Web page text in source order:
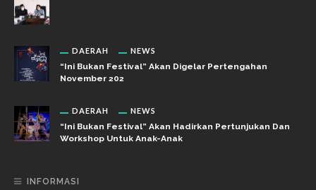
DAERAH NEWS
“Ini Bukan Festival” Akan Digelar Pertengahan
November 202
DAERAH NEWS
“Ini Bukan Festival” Akan Hadirkan Pertunjukan Dan
Workshop Untuk Anak-Anak
INFORMASI